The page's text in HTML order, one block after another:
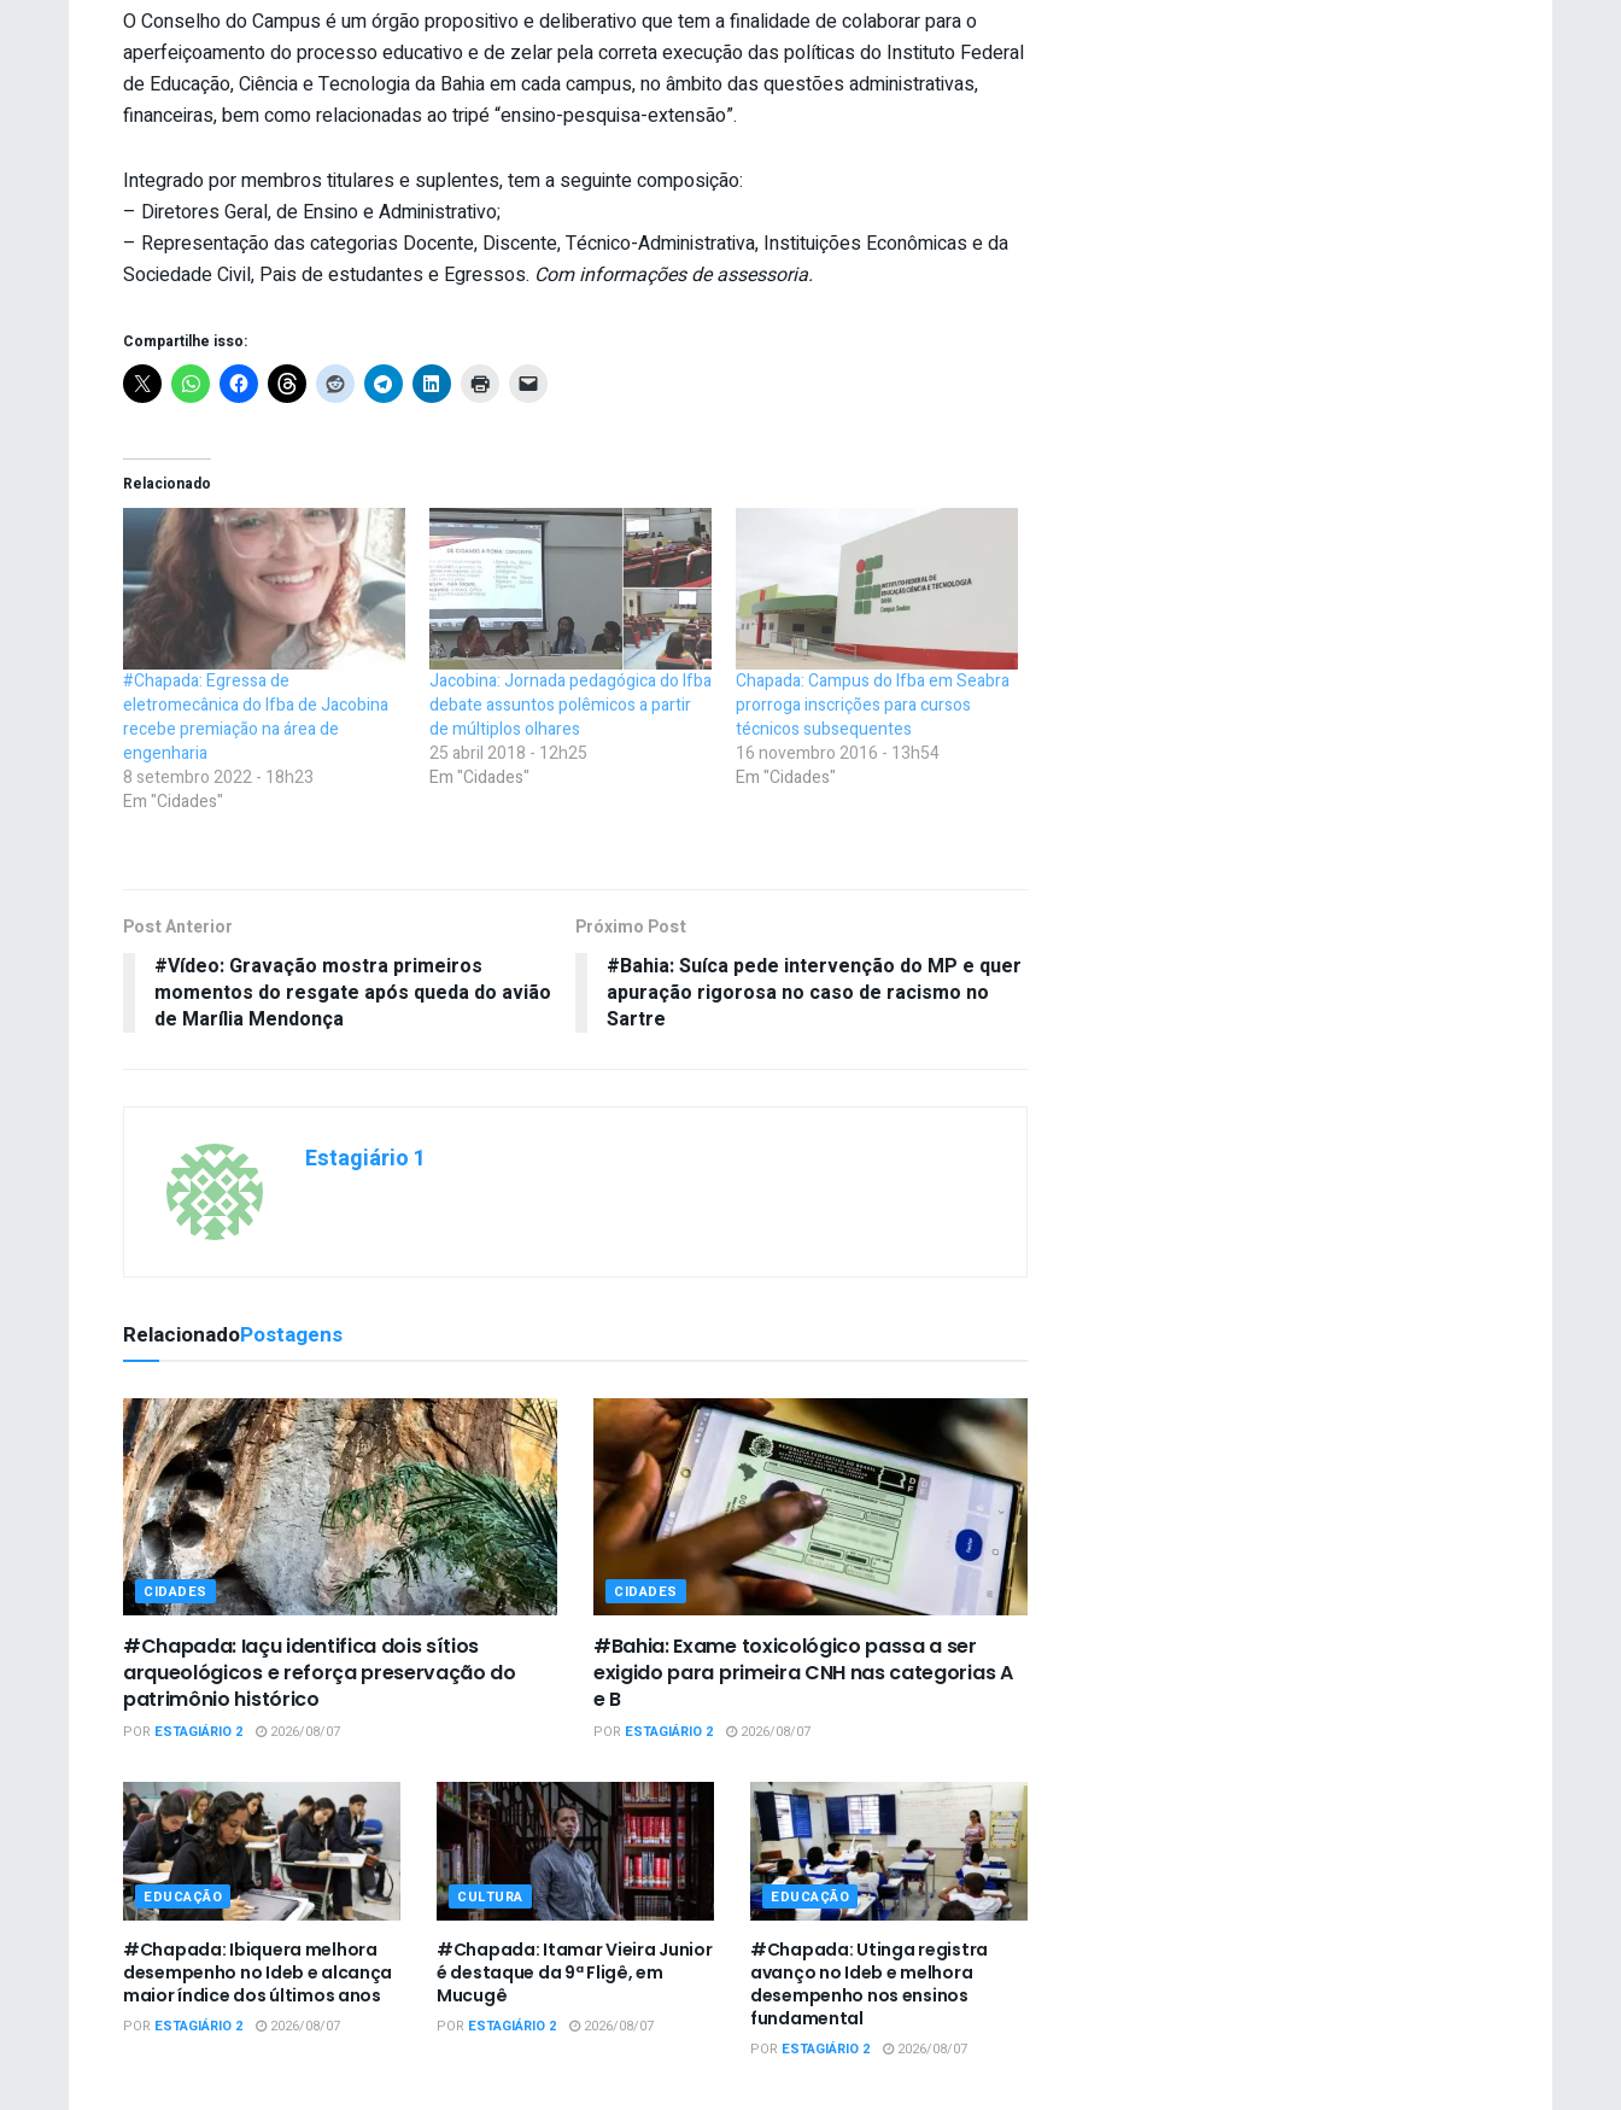
O Conselho do Campus é um órgão propositivo e deliberativo que tem a finalidade de colaborar para o
aperfeiçoamento do processo educativo e de zelar pela correta execução das políticas do Instituto Federal
de Educação, Ciência e Tecnologia da Bahia em cada campus, no âmbito das questões administrativas,
financeiras, bem como relacionadas ao tripé “ensino-pesquisa-extensão”.
Integrado por membros titulares e suplentes, tem a seguinte composição:
– Diretores Geral, de Ensino e Administrativo;
– Representação das categorias Docente, Discente, Técnico-Administrativa, Instituições Econômicas e da
Sociedade Civil, Pais de estudantes e Egressos. Com informações de assessoria.
Compartilhe isso:
Relacionado
#Chapada: Egressa de
eletromecânica do Ifba de Jacobina
recebe premiação na área de
engenharia
8 setembro 2022 - 18h23
Em "Cidades"
Jacobina: Jornada pedagógica do Ifba
debate assuntos polêmicos a partir
de múltiplos olhares
25 abril 2018 - 12h25
Em "Cidades"
Chapada: Campus do Ifba em Seabra
prorroga inscrições para cursos
técnicos subsequentes
16 novembro 2016 - 13h54
Em "Cidades"
Post Anterior
#Vídeo: Gravação mostra primeiros
momentos do resgate após queda do avião
de Marília Mendonça
Próximo Post
#Bahia: Suíca pede intervenção do MP e quer
apuração rigorosa no caso de racismo no
Sartre
Estagiário 1
RelacionadoPostagens
CIDADES
#Chapada: Iaçu identifica dois sítios
arqueológicos e reforça preservação do
patrimônio histórico
POR ESTAGIÁRIO 2 2026/08/07
CIDADES
#Bahia: Exame toxicológico passa a ser
exigido para primeira CNH nas categorias A
e B
POR ESTAGIÁRIO 2 2026/08/07
EDUCAÇÃO
#Chapada: Ibiquera melhora
desempenho no Ideb e alcança
maior índice dos últimos anos
POR ESTAGIÁRIO 2 2026/08/07
CULTURA
#Chapada: Itamar Vieira Junior
é destaque da 9ª Fligê, em
Mucugê
POR ESTAGIÁRIO 2 2026/08/07
EDUCAÇÃO
#Chapada: Utinga registra
avanço no Ideb e melhora
desempenho nos ensinos
fundamental
POR ESTAGIÁRIO 2 2026/08/07